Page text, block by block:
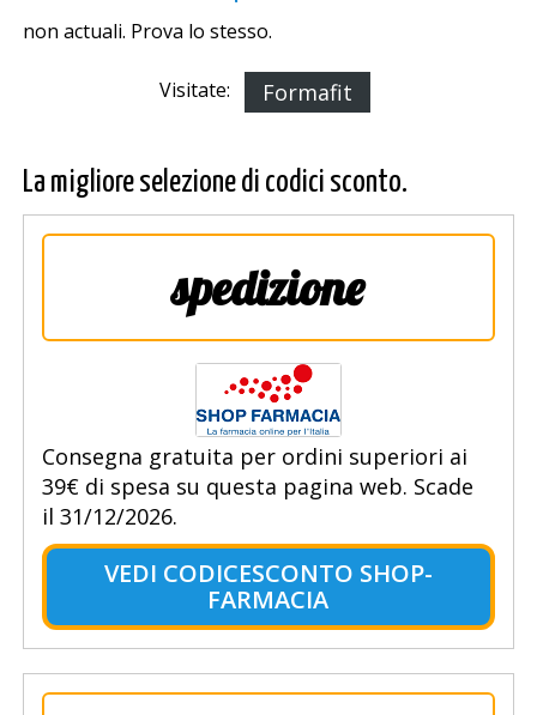
non actuali. Prova lo stesso.
Visitate: Formafit
La migliore selezione di codici sconto.
spedizione
Consegna gratuita per ordini superiori ai
39€ di spesa su questa pagina web. Scade
il 31/12/2026.
VEDI CODICESCONTO SHOP-
FARMACIA